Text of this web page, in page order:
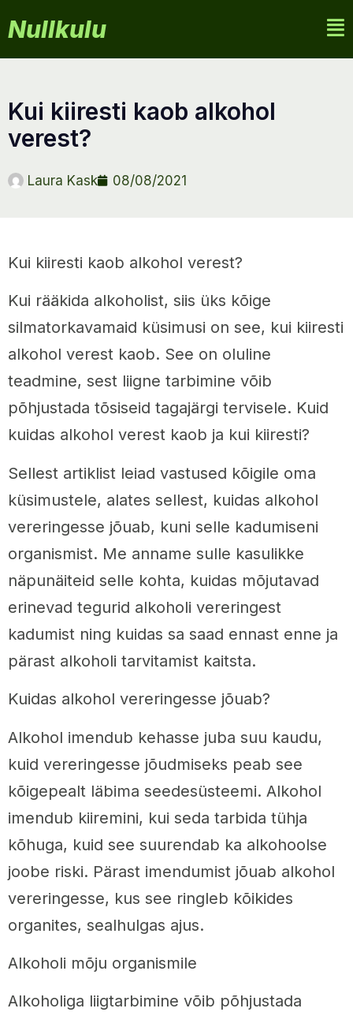
Nullkulu
kui kiiresti kaob alkohol
verest?
Laura Kask 08/08/2021
Kui kiiresti kaob alkohol verest?
Kui rääkida alkoholist, siis üks kõige
silmatorkavamaid küsimusi on see, kui kiiresti
alkohol verest kaob. See on oluline
teadmine, sest liigne tarbimine võib
põhjustada tõsiseid tagajärgi tervisele. Kuid
kuidas alkohol verest kaob ja kui kiiresti?
Sellest artiklist leiad vastused kõigile oma
küsimustele, alates sellest, kuidas alkohol
vereringesse jõuab, kuni selle kadumiseni
organismist. Me anname sulle kasulikke
näpunäiteid selle kohta, kuidas mõjutavad
erinevad tegurid alkoholi vereringest
kadumist ning kuidas sa saad ennast enne ja
pärast alkoholi tarvitamist kaitsta.
Kuidas alkohol vereringesse jõuab?
Alkohol imendub kehasse juba suu kaudu,
kuid vereringesse jõudmiseks peab see
kõigepealt läbima seedesüsteemi. Alkohol
imendub kiiremini, kui seda tarbida tühja
kõhuga, kuid see suurendab ka alkohoolse
joobe riski. Pärast imendumist jõuab alkohol
vereringesse, kus see ringleb kõikides
organites, sealhulgas ajus.
Alkoholi mõju organismile
Alkoholiga liigtarbimine võib põhjustada